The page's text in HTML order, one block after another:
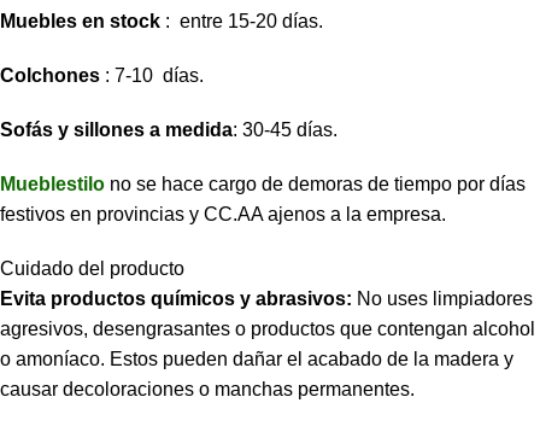
Muebles en stock : entre 15-20 días.
Colchones : 7-10 días.
Sofás y sillones a medida: 30-45 días.
Mueblestilo no se hace cargo de demoras de tiempo por días
festivos en provincias y CC.AA ajenos a la empresa.
Cuidado del producto
Evita productos químicos y abrasivos: No uses limpiadores
agresivos, desengrasantes o productos que contengan alcohol
o amoníaco. Estos pueden dañar el acabado de la madera y
causar decoloraciones o manchas permanentes.